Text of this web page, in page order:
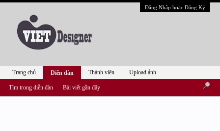
Đăng Nhập hoặc Đăng Ký
Trang chủ Diễn đàn
Tìm trong diễn đàn Bài viết gần đây
Thành viên Upload ảnh